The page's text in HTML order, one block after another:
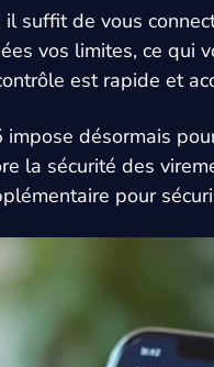
suffit de vous
vos limites, ce
est rapide et
désormais
la sécurité des
pour